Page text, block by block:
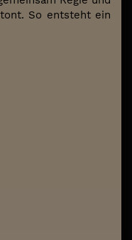
So entsteht ein